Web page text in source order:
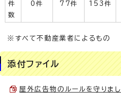
件
数
0件 77件 153件
※すべて不動産業者によるもの
添付ファイル
屋外広告物のルールを守りま